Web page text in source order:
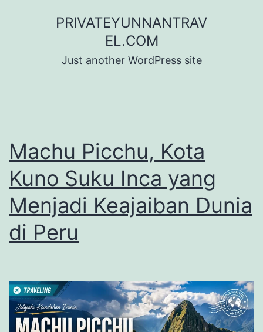
PRIVATEYUNNANTRAV
EL.COM
Just another WordPress site
Machu Picchu, Kota
Kuno Suku Inca yang
Menjadi Keajaiban Dunia
di Peru